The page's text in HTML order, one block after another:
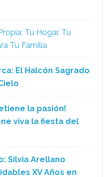
Tu Hogar, Tu
Tu Familia
El Halcón Sagrado
la pasión!
viva la fiesta del
Silvia Arellano
XV Años en